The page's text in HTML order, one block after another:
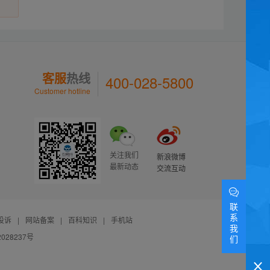
客服热线
Customer hotline 400-028-5800
关注我们
最新动态
新浪微博
交流互动
诉 | 网站备案 | 百科知识 |
手机站
号
联
系
我
们